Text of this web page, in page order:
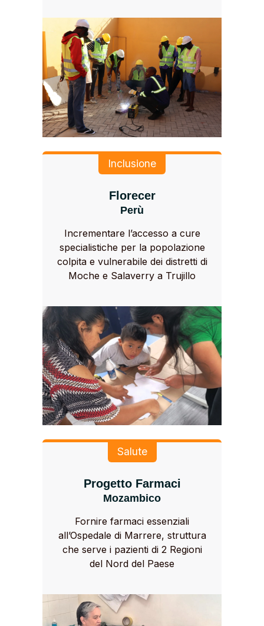
Inclusione
Florecer
Perù
Incrementare l’accesso a cure
specialistiche per la popolazione
colpita e vulnerabile dei distretti di
Moche e Salaverry a Trujillo
Salute
Progetto Farmaci
Mozambico
Fornire farmaci essenziali
all’Ospedale di Marrere, struttura
che serve i pazienti di 2 Regioni
del Nord del Paese